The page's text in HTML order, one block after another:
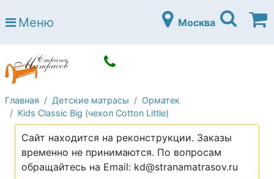
Страна матрасов
Open submenu (Матрасы)
Open submenu (Кровати)
Кровати
Open submenu (Аксессуары)
Open submenu (Диваны)
Диваны
Open submenu (Постельное белье)
Постельное белье
Open submenu (Мебель)
Мебель
Open submenu (Основания)
Меню Москва
Главная Детские матрасы
Орматек
Kids Classic Big (чехол Cotton Little)
Сайт находится на реконструкции. Заказы
временно не принимаются. По вопросам
обращайтесь на Email: kd@stranamatrasov.ru